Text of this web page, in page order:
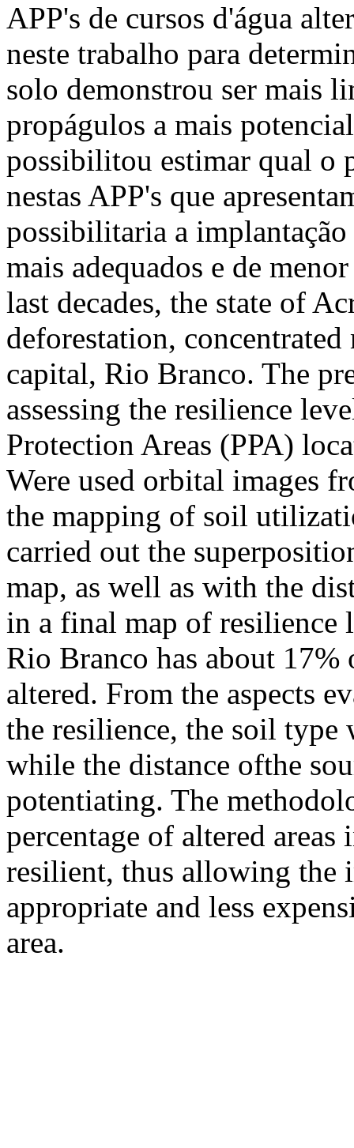
APP's de cursos d'água
neste trabalho para
solo demonstrou ser mais
propágulos a mais
possibilitou estimar qual o
nestas APP's que
possibilitaria a implantação
mais adequados e de
last decades, the state of
deforestation,
capital, Rio Branco. The
assessing the resilience
Protection Areas (PPA)
Were used orbital images
the mapping of soil
carried out the
map, as well as with the
in a final map of resilience
Rio Branco has about 17%
altered. From the aspects
the resilience, the soil
while the distance ofthe
potentiating. The
percentage of altered areas
resilient, thus allowing the
appropriate and less
area.